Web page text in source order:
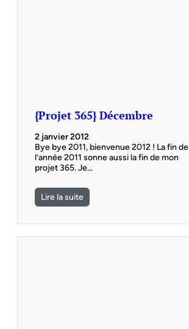
{Projet 365} Décembre
2 janvier 2012
Bye bye 2011, bienvenue 2012 ! La fin de
l’année 2011 sonne aussi la fin de mon
projet 365. Je…
Lire la suite